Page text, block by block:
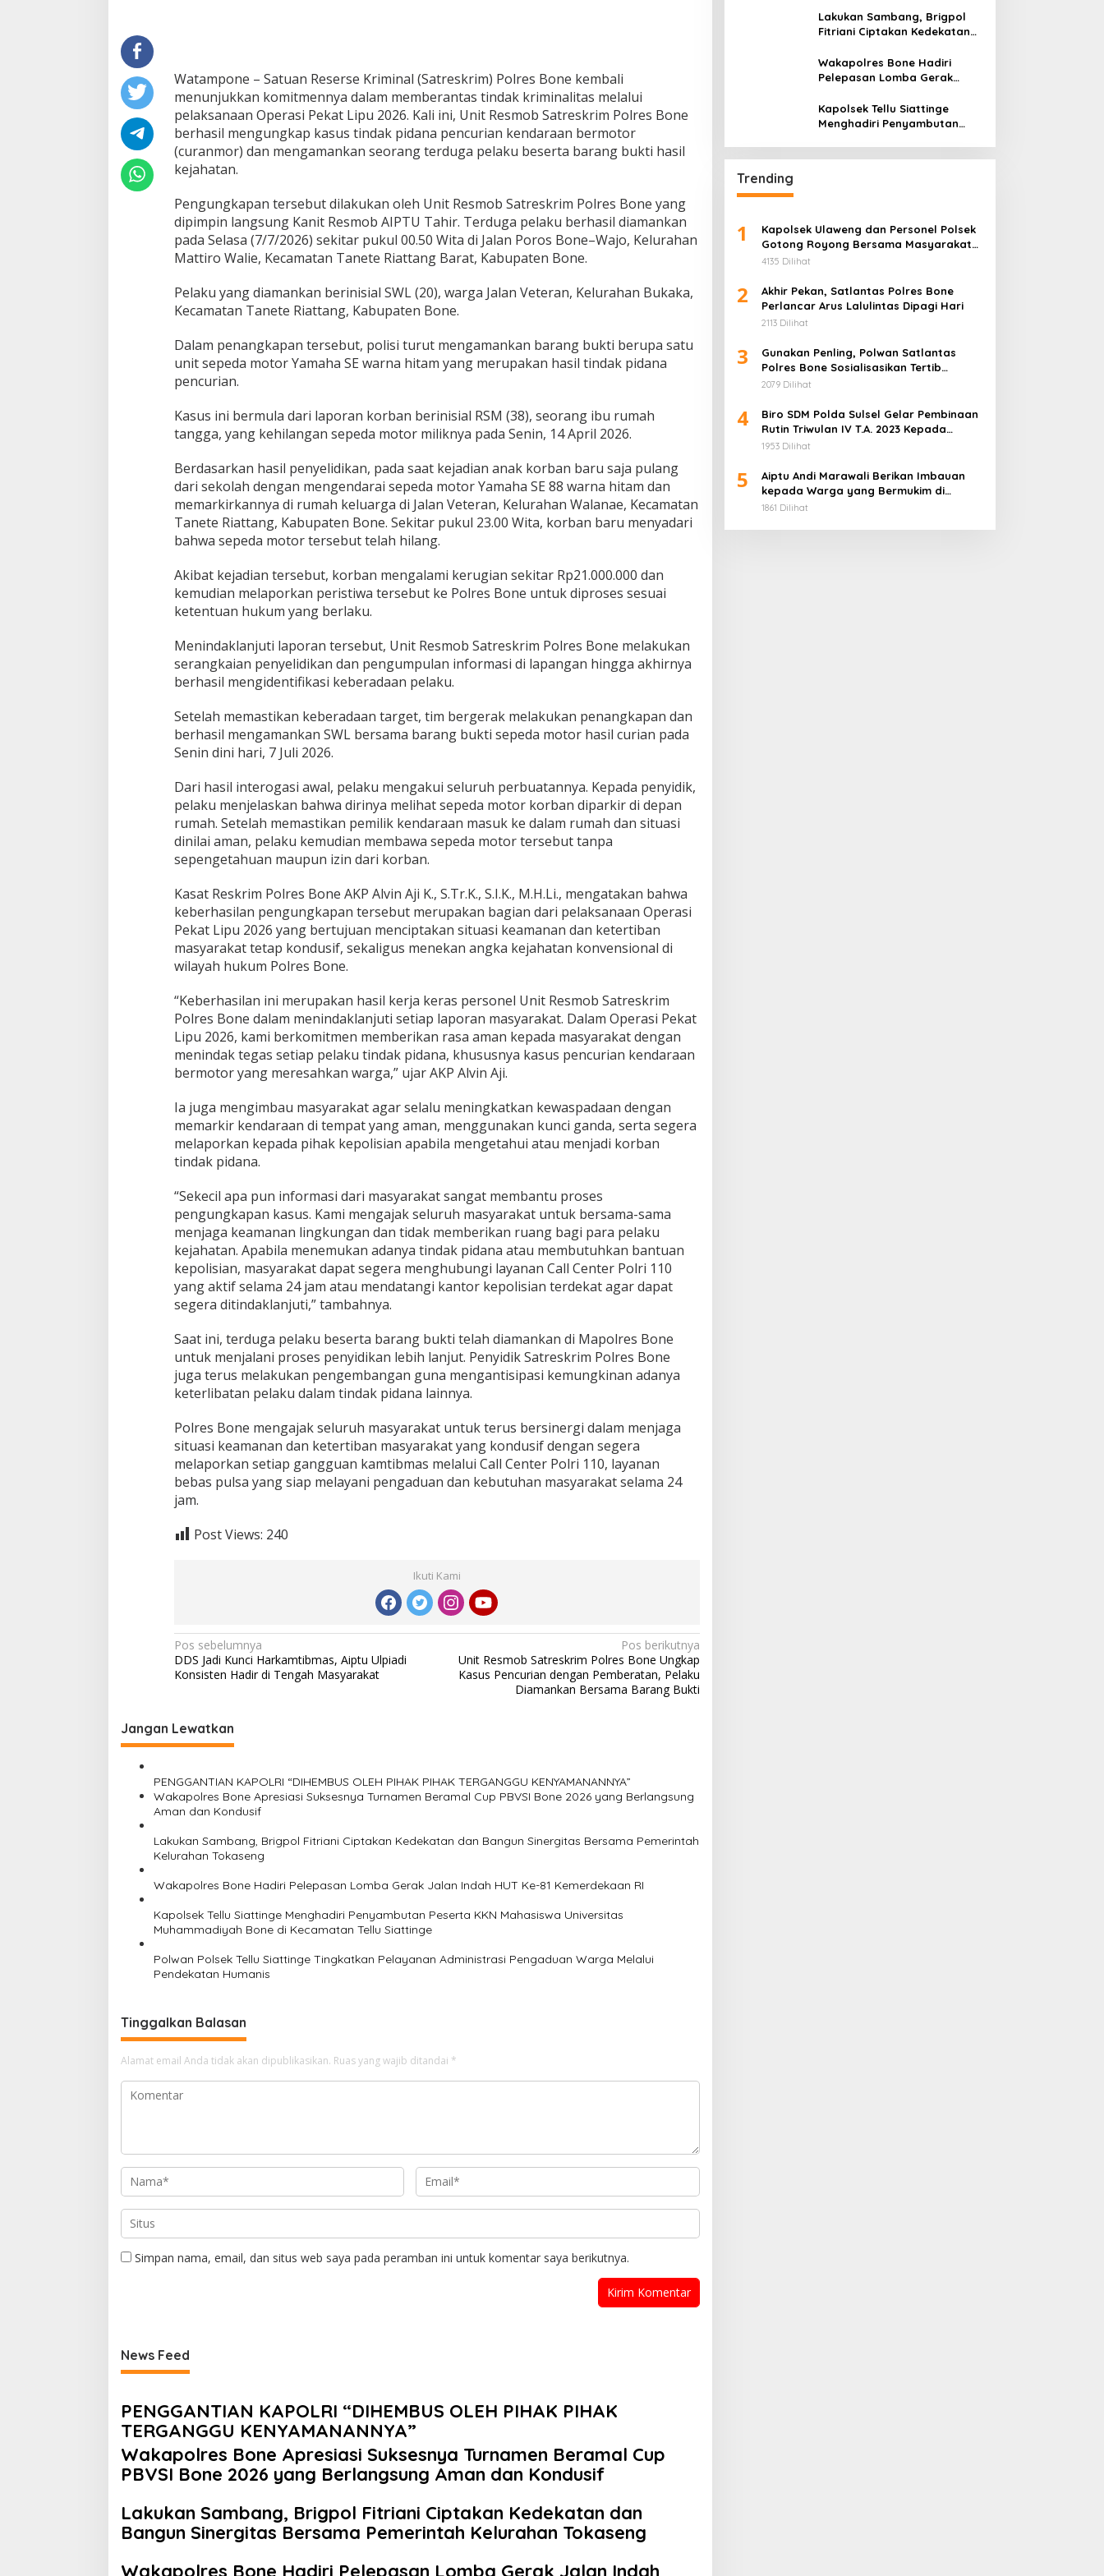
r
d
a
l
a
m
e
r
a
s
i
e
k
L
i
2
0
2
,
U
n
i
t
R
s
m
o
b
o
l
r
e
B
o
n
m
a
n
k
a
n
e
o
r
a
n
g
e
l
a
k
u
B
s
e
r
t
a
r
a
n
g
B
u
k
t
Watampone – Satuan Reserse Kriminal (Satreskrim) Polres Bone kembali
menunjukkan komitmennya dalam memberantas tindak kriminalitas melalui
pelaksanaan Operasi Pekat Lipu 2026. Kali ini, Unit Resmob Satreskrim Polres Bone
berhasil mengungkap kasus tindak pidana pencurian kendaraan bermotor
(curanmor) dan mengamankan seorang terduga pelaku beserta barang bukti hasil
kejahatan.
Pengungkapan tersebut dilakukan oleh Unit Resmob Satreskrim Polres Bone yang
dipimpin langsung Kanit Resmob AIPTU Tahir. Terduga pelaku berhasil diamankan
pada Selasa (7/7/2026) sekitar pukul 00.50 Wita di Jalan Poros Bone–Wajo, Kelurahan
Mattiro Walie, Kecamatan Tanete Riattang Barat, Kabupaten Bone.
Pelaku yang diamankan berinisial SWL (20), warga Jalan Veteran, Kelurahan Bukaka,
Kecamatan Tanete Riattang, Kabupaten Bone.
Dalam penangkapan tersebut, polisi turut mengamankan barang bukti berupa satu
unit sepeda motor Yamaha SE warna hitam yang merupakan hasil tindak pidana
pencurian.
Kasus ini bermula dari laporan korban berinisial RSM (38), seorang ibu rumah
tangga, yang kehilangan sepeda motor miliknya pada Senin, 14 April 2026.
Berdasarkan hasil penyelidikan, pada saat kejadian anak korban baru saja pulang
dari sekolah dengan mengendarai sepeda motor Yamaha SE 88 warna hitam dan
memarkirkannya di rumah keluarga di Jalan Veteran, Kelurahan Walanae, Kecamatan
Tanete Riattang, Kabupaten Bone. Sekitar pukul 23.00 Wita, korban baru menyadari
bahwa sepeda motor tersebut telah hilang.
Akibat kejadian tersebut, korban mengalami kerugian sekitar Rp21.000.000 dan
kemudian melaporkan peristiwa tersebut ke Polres Bone untuk diproses sesuai
ketentuan hukum yang berlaku.
Menindaklanjuti laporan tersebut, Unit Resmob Satreskrim Polres Bone melakukan
serangkaian penyelidikan dan pengumpulan informasi di lapangan hingga akhirnya
berhasil mengidentifikasi keberadaan pelaku.
Setelah memastikan keberadaan target, tim bergerak melakukan penangkapan dan
berhasil mengamankan SWL bersama barang bukti sepeda motor hasil curian pada
Senin dini hari, 7 Juli 2026.
Dari hasil interogasi awal, pelaku mengakui seluruh perbuatannya. Kepada penyidik,
pelaku menjelaskan bahwa dirinya melihat sepeda motor korban diparkir di depan
rumah. Setelah memastikan pemilik kendaraan masuk ke dalam rumah dan situasi
dinilai aman, pelaku kemudian membawa sepeda motor tersebut tanpa
sepengetahuan maupun izin dari korban.
Kasat Reskrim Polres Bone AKP Alvin Aji K., S.Tr.K., S.I.K., M.H.Li., mengatakan bahwa
keberhasilan pengungkapan tersebut merupakan bagian dari pelaksanaan Operasi
Pekat Lipu 2026 yang bertujuan menciptakan situasi keamanan dan ketertiban
masyarakat tetap kondusif, sekaligus menekan angka kejahatan konvensional di
wilayah hukum Polres Bone.
“Keberhasilan ini merupakan hasil kerja keras personel Unit Resmob Satreskrim
Polres Bone dalam menindaklanjuti setiap laporan masyarakat. Dalam Operasi Pekat
Lipu 2026, kami berkomitmen memberikan rasa aman kepada masyarakat dengan
menindak tegas setiap pelaku tindak pidana, khususnya kasus pencurian kendaraan
bermotor yang meresahkan warga,” ujar AKP Alvin Aji.
Ia juga mengimbau masyarakat agar selalu meningkatkan kewaspadaan dengan
memarkir kendaraan di tempat yang aman, menggunakan kunci ganda, serta segera
melaporkan kepada pihak kepolisian apabila mengetahui atau menjadi korban
tindak pidana.
“Sekecil apa pun informasi dari masyarakat sangat membantu proses
pengungkapan kasus. Kami mengajak seluruh masyarakat untuk bersama-sama
menjaga keamanan lingkungan dan tidak memberikan ruang bagi para pelaku
kejahatan. Apabila menemukan adanya tindak pidana atau membutuhkan bantuan
kepolisian, masyarakat dapat segera menghubungi layanan Call Center Polri 110
yang aktif selama 24 jam atau mendatangi kantor kepolisian terdekat agar dapat
segera ditindaklanjuti,” tambahnya.
Saat ini, terduga pelaku beserta barang bukti telah diamankan di Mapolres Bone
untuk menjalani proses penyidikan lebih lanjut. Penyidik Satreskrim Polres Bone
juga terus melakukan pengembangan guna mengantisipasi kemungkinan adanya
keterlibatan pelaku dalam tindak pidana lainnya.
Polres Bone mengajak seluruh masyarakat untuk terus bersinergi dalam menjaga
situasi keamanan dan ketertiban masyarakat yang kondusif dengan segera
melaporkan setiap gangguan kamtibmas melalui Call Center Polri 110, layanan
bebas pulsa yang siap melayani pengaduan dan kebutuhan masyarakat selama 24
jam.
Post Views: 240
Ikuti Kami
N
a
i
g
s
i
p
o
s
Pos sebelumnya
DDS Jadi Kunci Harkamtibmas, Aiptu Ulpiadi
Konsisten Hadir di Tengah Masyarakat
Pos berikutnya
Unit Resmob Satreskrim Polres Bone Ungkap
Kasus Pencurian dengan Pemberatan, Pelaku
Diamankan Bersama Barang Bukti
Jangan Lewatkan
PENGGANTIAN KAPOLRI “DIHEMBUS OLEH PIHAK PIHAK TERGANGGU KENYAMANANNYA”
Wakapolres Bone Apresiasi Suksesnya Turnamen Beramal Cup PBVSI Bone 2026 yang Berlangsung
Aman dan Kondusif
Lakukan Sambang, Brigpol Fitriani Ciptakan Kedekatan dan Bangun Sinergitas Bersama Pemerintah
Kelurahan Tokaseng
Wakapolres Bone Hadiri Pelepasan Lomba Gerak Jalan Indah HUT Ke-81 Kemerdekaan RI
Kapolsek Tellu Siattinge Menghadiri Penyambutan Peserta KKN Mahasiswa Universitas
Muhammadiyah Bone di Kecamatan Tellu Siattinge
Polwan Polsek Tellu Siattinge Tingkatkan Pelayanan Administrasi Pengaduan Warga Melalui
Pendekatan Humanis
Tinggalkan Balasan
Alamat email Anda tidak akan dipublikasikan. Ruas yang wajib ditandai *
Simpan nama, email, dan situs web saya pada peramban ini untuk komentar saya berikutnya.
News Feed
PENGGANTIAN KAPOLRI “DIHEMBUS OLEH PIHAK PIHAK
TERGANGGU KENYAMANANNYA”
Wakapolres Bone Apresiasi Suksesnya Turnamen Beramal Cup
PBVSI Bone 2026 yang Berlangsung Aman dan Kondusif
Lakukan Sambang, Brigpol Fitriani Ciptakan Kedekatan dan
Bangun Sinergitas Bersama Pemerintah Kelurahan Tokaseng
Wakapolres Bone Hadiri Pelepasan Lomba Gerak Jalan Indah
Lakukan Sambang, Brigpol
Fitriani Ciptakan Kedekatan
Bersama Pemerintah
Kelurahan Tokaseng
Wakapolres Bone Hadiri
Pelepasan Lomba Gerak
Kemerdekaan RI
Kapolsek Tellu Siattinge
Menghadiri Penyambutan
Trending
1
Kapolsek Ulaweng dan Personel Polsek
Gotong Royong Bersama Masyarakat
di Lokasi Penanaman Jagung
4135 Dilihat
2
Akhir Pekan, Satlantas Polres Bone
Perlancar Arus Lalulintas Dipagi Hari
2113 Dilihat
3
Gunakan Penling, Polwan Satlantas
Polres Bone Sosialisasikan Tertib
Berlalu Lintas dan Prokes
2079 Dilihat
4
Biro SDM Polda Sulsel Gelar Pembinaan
Rutin Triwulan IV T.A. 2023 Kepada
Anggota Polri yang Bertugas pada
1953 Dilihat
5
Aiptu Andi Marawali Berikan Imbauan
kepada Warga yang Bermukim di
Pinggir Sungai Telle Agar Tetap
1861 Dilihat